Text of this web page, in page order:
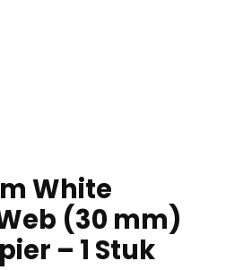
White
(30 mm)
– 1 Stuk